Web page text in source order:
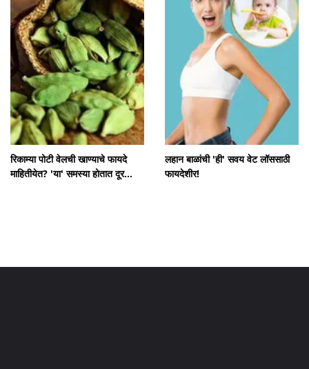
रिकाम्या पोटी वेलची खाण्याचे फायदे
माहितीयेत? 'या' समस्या होतात दूर...
लहान बाळांची 'ही' सवय वेट लॉससाठी
फायदेशीर!